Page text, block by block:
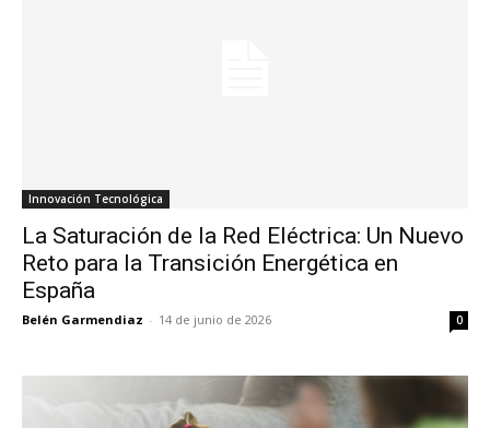
Innovación Tecnológica
La Saturación de la Red Eléctrica: Un Nuevo
Reto para la Transición Energética en
España
Belén Garmendiaz - 14 de junio de 2026 0